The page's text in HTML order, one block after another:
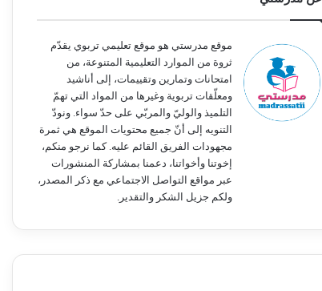
موقع مدرستي هو موقع تعليمي تربوي يقدّم
ثروة من الموارد التعليمية المتنوعة، من
امتحانات وتمارين وتقييمات، إلى أناشيد
ومعلّقات تربوية وغيرها من المواد التي تهمّ
التلميذ والوليّ والمربّي على حدّ سواء. ونودّ
التنويه إلى أنّ جميع محتويات الموقع هي ثمرة
مجهودات الفريق القائم عليه. كما نرجو منكم،
إخوتنا وأخواتنا، دعمنا بمشاركة المنشورات
عبر مواقع التواصل الاجتماعي مع ذكر المصدر،
ولكم جزيل الشكر والتقدير.